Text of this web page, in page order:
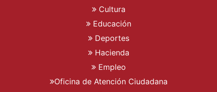
Cultura
Educación
Deportes
Hacienda
Empleo
Oficina de Atención Ciudadana